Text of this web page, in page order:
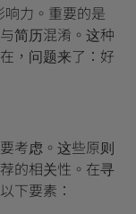
响力。重要的是
简历混淆。这种
，问题来了：好
考虑。这些原则
的相关性。在寻
下要素：